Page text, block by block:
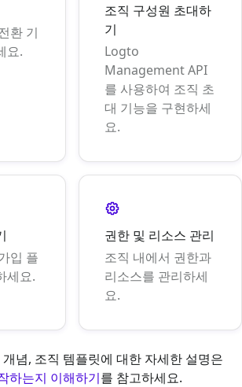
환 기
요.
조직 구성원 초대하
기
Logto
Management API
를 사용하여 조직 초
대 기능을 구현하세
요.
입 플
세요.
권한 및 리소스 관리
조직 내에서 권한과
리소스를 관리하세
요.
념, 조직 템플릿에 대한 자세한 설명은
하는지 이해하기를 참고하세요.